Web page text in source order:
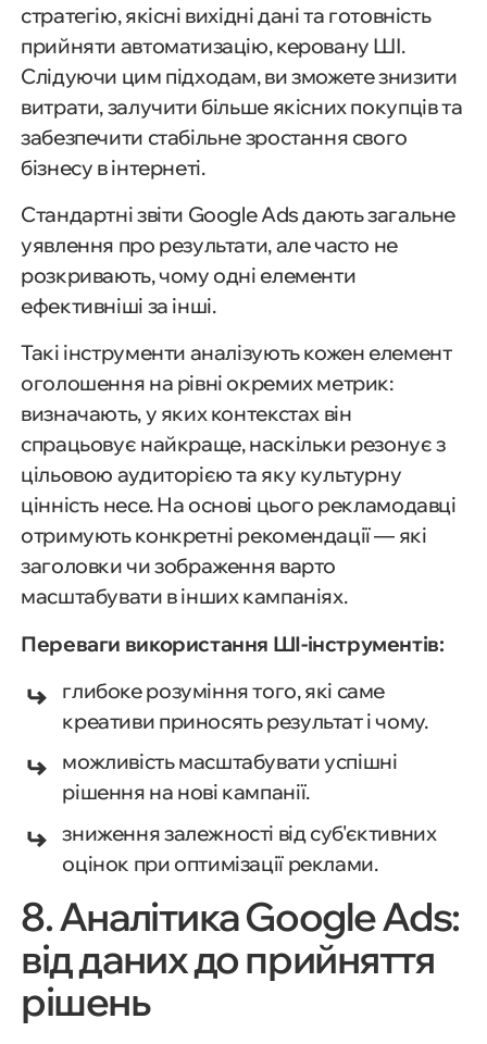
стратегію, якісні вихідні дані та готовність
прийняти автоматизацію, керовану ШІ.
Слідуючи цим підходам, ви зможете знизити
витрати, залучити більше якісних покупців та
забезпечити стабільне зростання свого
бізнесу в інтернеті.
Стандартні звіти Google Ads дають загальне
уявлення про результати, але часто не
розкривають, чому одні елементи
ефективніші за інші.
Такі інструменти аналізують кожен елемент
оголошення на рівні окремих метрик:
визначають, у яких контекстах він
спрацьовує найкраще, наскільки резонує з
цільовою аудиторією та яку культурну
цінність несе. На основі цього рекламодавці
отримують конкретні рекомендації — які
заголовки чи зображення варто
масштабувати в інших кампаніях.
Переваги використання ШІ-інструментів:
глибоке розуміння того, які саме
креативи приносять результат і чому.
можливість масштабувати успішні
рішення на нові кампанії.
зниження залежності від суб'єктивних
оцінок при оптимізації реклами.
8. Аналітика Google Ads:
від даних до прийняття
рішень